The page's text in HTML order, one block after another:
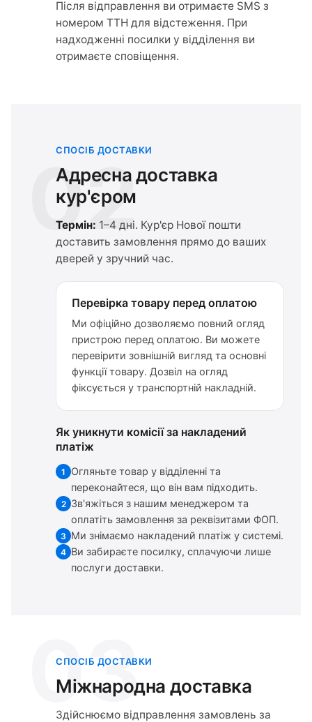
Після відправлення ви отримаєте SMS з
номером ТТН для відстеження. При
надходженні посилки у відділення ви
отримаєте сповіщення.
02
СПОСІБ ДОСТАВКИ
Адресна доставка
кур'єром
Термін: 1–4 дні. Кур'єр Нової пошти
доставить замовлення прямо до ваших
дверей у зручний час.
Перевірка товару перед оплатою
Ми офіційно дозволяємо повний огляд
пристрою перед оплатою. Ви можете
перевірити зовнішній вигляд та основні
функції товару. Дозвіл на огляд
фіксується у транспортній накладній.
Як уникнути комісії за накладений
платіж
1
Огляньте товар у відділенні та
переконайтеся, що він вам підходить.
2 Зв'яжіться з нашим менеджером та
оплатіть замовлення за реквізитами ФОП.
3 Ми знімаємо накладений платіж у системі.
4 Ви забираєте посилку, сплачуючи лише
послуги доставки.
03
СПОСІБ ДОСТАВКИ
Міжнародна доставка
Здійснюємо відправлення замовлень за